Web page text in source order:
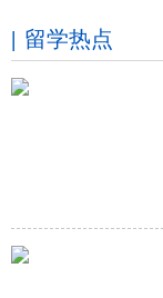
留学热点